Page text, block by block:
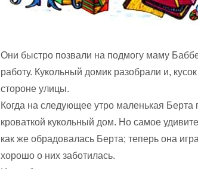
Они быстро позвали на подмогу маму
работу. Кукольный домик разобрали и,
стороне улицы.
Когда на следующее утро маленькая
кроваткой кукольный дом. Но самое
как же обрадовалась Берта; теперь она
хорошо о них заботилась.